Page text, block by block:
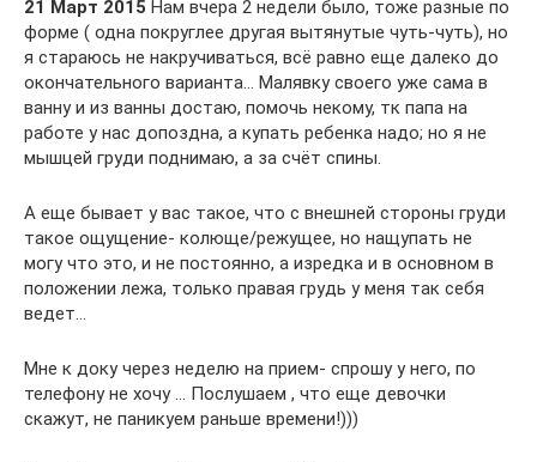
21 Март 2015 Нам вчера 2 недели было, тоже разные по
форме ( одна покруглее другая вытянутые чуть-чуть), но
я стараюсь не накручиваться, всё равно еще далеко до
окончательного варианта… Малявку своего уже сама в
ванну и из ванны достаю, помочь некому, тк папа на
работе у нас допоздна, а купать ребенка надо; но я не
мышцей груди поднимаю, а за счёт спины.
А еще бывает у вас такое, что с внешней стороны груди
такое ощущение- колюще/режущее, но нащупать не
могу что это, и не постоянно, а изредка и в основном в
положении лежа, только правая грудь у меня так себя
ведет…
Мне к доку через неделю на прием- спрошу у него, по
телефону не хочу … Послушаем , что еще девочки
скажут, не паникуем раньше времени!)))